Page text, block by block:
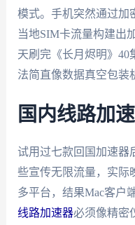
模式。手机突然通过加
当地SIM卡流量构建出
天刷完《长月烬明》40
法简直像数据真空包装
国内线路加
试用过七款回国加速器
些宣传无限流量，实际
多平台，结果Mac客户
线路加速器必须像精密